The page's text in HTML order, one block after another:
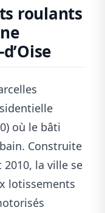
roulants
où le bâti
Construite
la ville se
lotissements